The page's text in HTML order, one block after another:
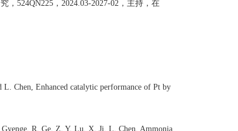
， 524QN225 ， 2024.03-2027-02 ， 主持，在
Chen, Enhanced catalytic performance of Pt by
R. Ge, Z. Y. Lu, X. Ji, L. Chen, Ammonia